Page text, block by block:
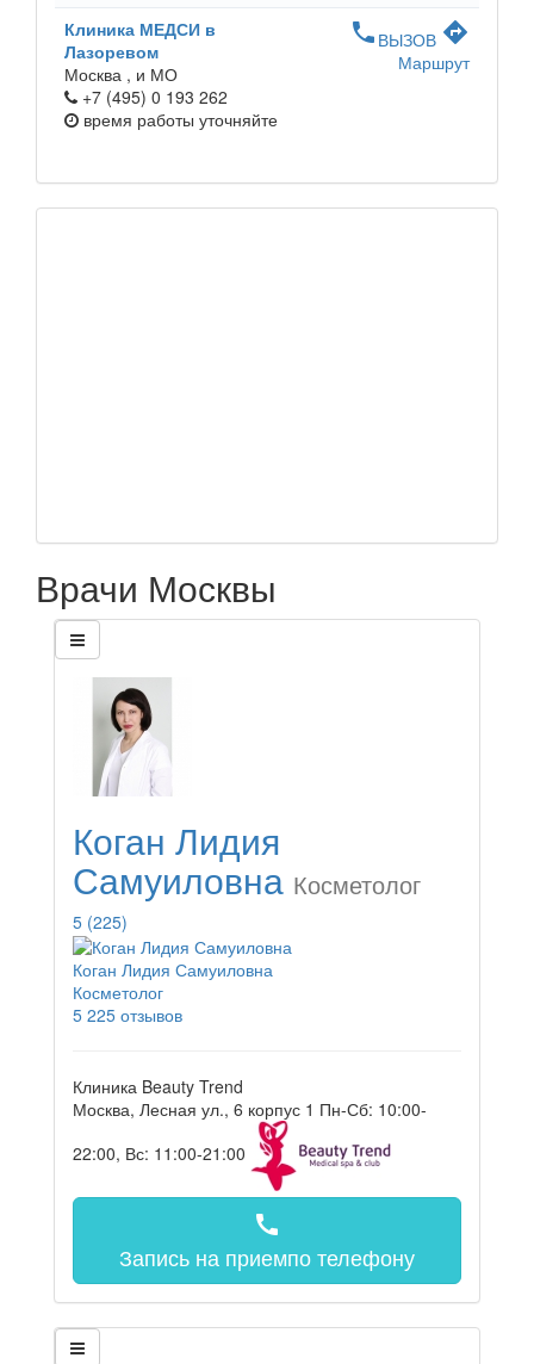
Клиника МЕДСИ в
Лазоревом
Москва , и МО
+7 (495) 0 193 262
время работы уточняйте
phone ВЫЗОВ directions
Маршрут
Врачи Москвы
Коган Лидия
Самуиловна Косметолог
5 (225)
Коган Лидия Самуиловна
Косметолог
5 225 отзывов
Клиника Beauty Trend
Москва, Лесная ул., 6 корпус 1 Пн-Сб: 10:00-
22:00, Вс: 11:00-21:00
call
Запись на приемпо телефону